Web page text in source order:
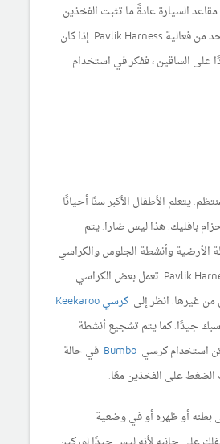
السيارة عادةً ما تثبت الفخذين
بالقرب من بعضها وتحد من فعالية Pavlik Harness. إذا كان
على الساقين ، ففكر في استخدام
يتعلم الأطفال الأكبر سنًا أحيانًا
بافليك. هذا ليس ضارا. يتم
الأرضية وأنشطة الجلوس والكراسي
العالية باستخدام Pavlik Harness. تعمل بعض الكراسي
من غيرها. انظر إلى
كرسي Keekaroo
جيدًا. كما يتم تشجيع أنشطة
استخدام كرسيBumbo في حالة
على الفخذين معًا.
أو ظهره أو في وضعية